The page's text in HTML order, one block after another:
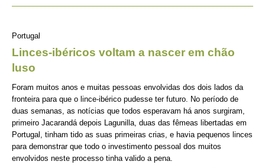
Portugal
Linces-ibéricos voltam a nascer em chão
luso
Foram muitos anos e muitas pessoas envolvidas dos dois lados da
fronteira para que o lince-ibérico pudesse ter futuro. No período de
duas semanas, as notícias que todos esperavam há anos surgiram,
primeiro Jacarandá depois Lagunilla, duas das fêmeas libertadas em
Portugal, tinham tido as suas primeiras crias, e havia pequenos linces
para demonstrar que todo o investimento pessoal dos muitos
envolvidos neste processo tinha valido a pena.